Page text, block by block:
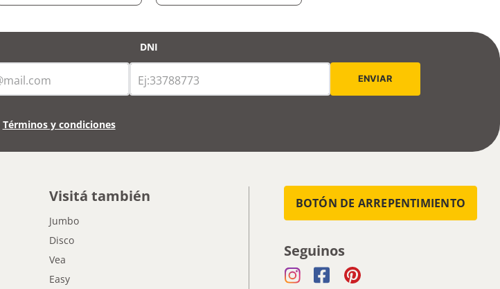
DNI
Términos y condiciones
Visitá también
Jumbo
Disco
Vea
Easy
BOTÓN DE ARREPENTIMIENTO
Seguinos